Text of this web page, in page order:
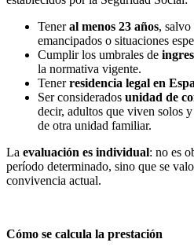
Teneral menos 23 años, salvo
emancipados o situaciones
Cumplir los umbrales de
la normativa vigente.
Tenerresidencia legal en
Ser considerados unidad de
decir, adultos que viven solos
de otra unidad familiar.
La evaluación es individual: no es
período determinado, sino que se
convivencia actual.
Cómo se calcula la prestación